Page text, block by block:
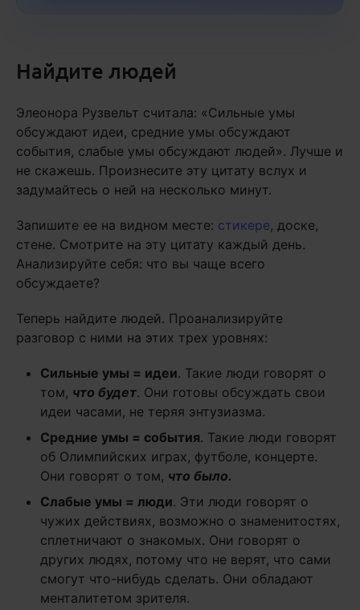
Найдите людей
Элеонора Рузвельт считала: «Сильные умы
обсуждают идеи, средние умы обсуждают
события, слабые умы обсуждают людей». Лучше и
не скажешь. Произнесите эту цитату вслух и
задумайтесь о ней на несколько минут.
Запишите ее на видном месте: стикере, доске,
стене. Смотрите на эту цитату каждый день.
Анализируйте себя: что вы чаще всего
обсуждаете?
Теперь найдите людей. Проанализируйте
разговор с ними на этих трех уровнях:
Сильные умы = идеи. Такие люди говорят о
том, что будет. Они готовы обсуждать свои
идеи часами, не теряя энтузиазма.
Средние умы = события. Такие люди говорят
об Олимпийских играх, футболе, концерте.
Они говорят о том, что было.
Слабые умы = люди. Эти люди говорят о
чужих действиях, возможно о знаменитостях,
сплетничают о знакомых. Они говорят о
других людях, потому что не верят, что сами
смогут что-нибудь сделать. Они обладают
менталитетом зрителя.